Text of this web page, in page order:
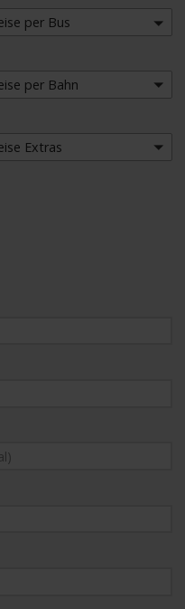
Abreise per Bus
Abreise per Bahn
Abreise Extras